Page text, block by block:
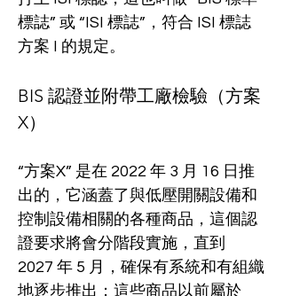
標誌” 或 “ISI 標誌”，符合 ISI 標誌
方案 I 的規定。
BIS 認證並附帶工廠檢驗（方案
X）
“方案X” 是在 2022 年 3 月 16 日推
出的，它涵蓋了與低壓開關設備和
控制設備相關的各種商品，這個認
證要求將會分階段實施，直到
2027 年 5 月，確保有系統和有組織
地逐步推出；這些商品以前屬於